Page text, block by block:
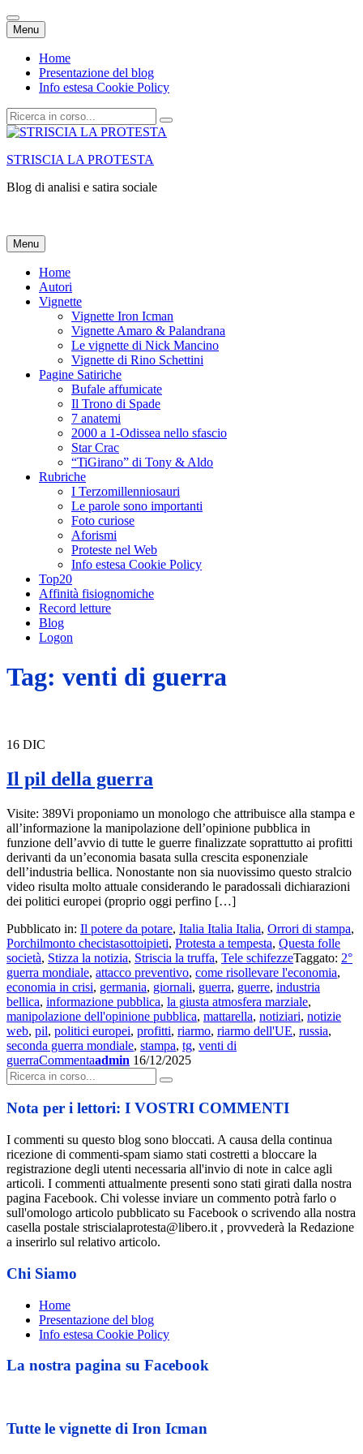
Menu Vai
al
contenuto
Home
Presentazione del blog
Info estesa Cookie Policy
Cerca:
STRISCIA LA PROTESTA
Blog di analisi e satira sociale
Menu Vai
al
contenuto
Home
Autori
Vignette
Vignette Iron Icman
Vignette Amaro & Palandrana
Le vignette di Nick Mancino
Vignette di Rino Schettini
Pagine Satiriche
Bufale affumicate
Il Trono di Spade
7 anatemi
2000 a 1-Odissea nello sfascio
Star Crac
“TiGirano” di Tony & Aldo
Rubriche
I Terzomillenniosauri
Le parole sono importanti
Foto curiose
Aforismi
Proteste nel Web
Info estesa Cookie Policy
Top20
Affinità fisiognomiche
Record letture
Blog
Logon
Tag: venti di guerra
16 DIC
Il pil della guerra
Visite: 389Vi proponiamo un monologo che attribuisce alla stampa e
all’informazione la manipolazione dell’opinione pubblica in
funzione dell’avvio di tutte le guerre finalizzate soprattutto ai profitti
derivanti da un’economia basata sulla crescita esponenziale
dell’industria bellica. Nonostante non sia nuovissimo questo stralcio
video risulta molto attuale considerando le paradossali dichiarazioni
dei politici europei (proprio oggi perfino […]
Pubblicato in: Il potere da potare, Italia Italia Italia, Orrori di stampa,
Porchilmonto checistasottoipieti, Protesta a tempesta, Questa folle
società, Stizza la notizia, Striscia la truffa, Tele schifezzeTaggato: 2°
guerra mondiale, attacco preventivo, come risollevare l'economia,
economia in crisi, germania, giornali, guerra, guerre, industria
bellica, informazione pubblica, la giusta atmosfera marziale,
manipolazione dell'opinione pubblica, mattarella, notiziari, notizie
web, pil, politici europei, profitti, riarmo, riarmo dell'UE, russia,
seconda guerra mondiale, stampa, tg, venti di
guerraCommentaadmin 16/12/2025
Cerca:
Nota per i lettori: I VOSTRI COMMENTI
I commenti su questo blog sono bloccati. A causa della continua
ricezione di commenti-spam siamo stati costretti a bloccare la
registrazione degli utenti necessaria all'invio di note in calce agli
articoli. I commenti attualmente presenti sono stati girati dalla nostra
pagina Facebook. Chi volesse inviare un commento potrà farlo o
sull'omologo articolo pubblicato su Facebook o scrivendo alla nostra
casella postale striscialaprotesta@libero.it , provvederà la Redazione
a inserirlo sul relativo articolo.
Chi Siamo
Home
Presentazione del blog
Info estesa Cookie Policy
La nostra pagina su Facebook
Tutte le vignette di Iron Icman